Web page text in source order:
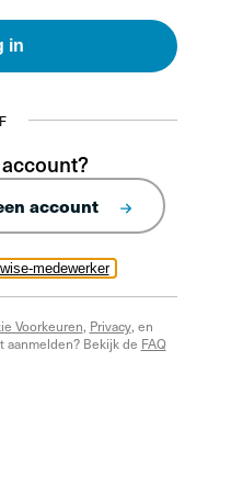
medewerker
in
account
Voorkeuren, Privacy, en
aanmelden? Bekijk de FAQ